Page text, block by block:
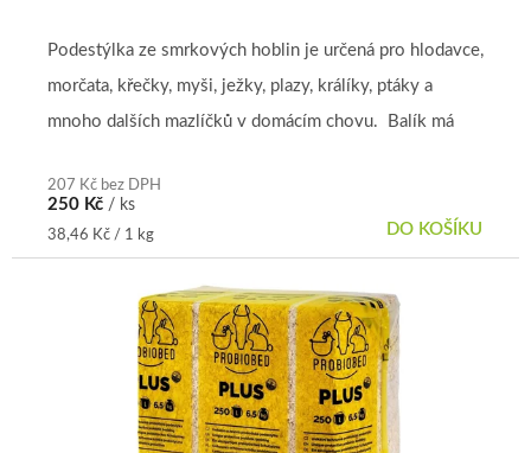
je
z
5
207 Kč bez DPH
250 Kč / ks
Měrná
cena:
38,46 Kč / 1 kg DO KOŠÍKU
Podestýlka ze smrkových hoblin je určená pro hlodavce,
morčata, křečky, myši, ježky, plazy, králíky, ptáky a
mnoho dalších mazlíčků v domácím chovu. Balík má